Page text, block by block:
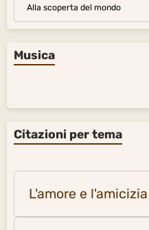
Alla scoperta del mondo
Musica
Citazioni per tema
L'amore e l'amicizia